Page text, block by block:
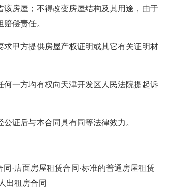
房屋；不得改变房屋结构及其用途，由于
偿责任。
甲方提供房屋产权证明或其它有关证明材
一方均有权向天津开发区人民法院提起诉
证后与本合同具有同等法律效力。
·店面房屋租赁合同·标准的普通房屋租赁
出租房合同